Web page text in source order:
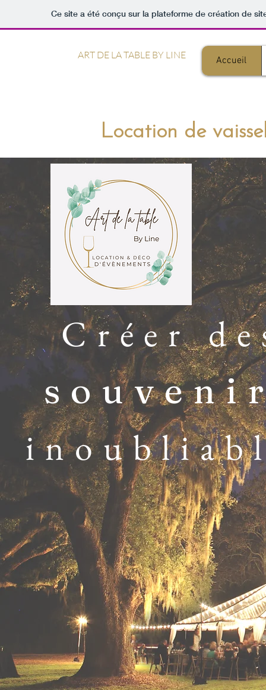
Ce site a été conçu sur la plateforme de création de
ART DE LA TABLE BY LINE Accueil
Location de
Créer